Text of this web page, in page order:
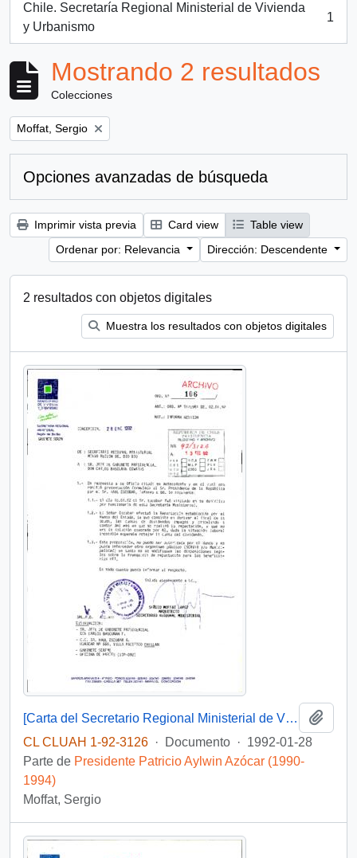
Chile. Secretaría Regional Ministerial de Vivienda
y Urbanismo
, 1 resultados
1
Mostrando 2 resultados
Colecciones
Remove filter:
Moffat, Sergio
Opciones avanzadas de búsqueda
Imprimir vista previa Card view
Table view
Ordenar por: Relevancia
Dirección: Descendente
2 resultados con objetos digitales
Muestra los resultados con objetos digitales
[Carta del Secretario Regional Ministerial de Vivienda y Urbanismo dirigida al Jefe de Gabinete Presidencial, referente a informe de gestión]
CL CLUAH 1-92-3126 · Documento · 1992-01-28
Parte de Presidente Patricio Aylwin Azócar (1990-
1994)
Moffat, Sergio